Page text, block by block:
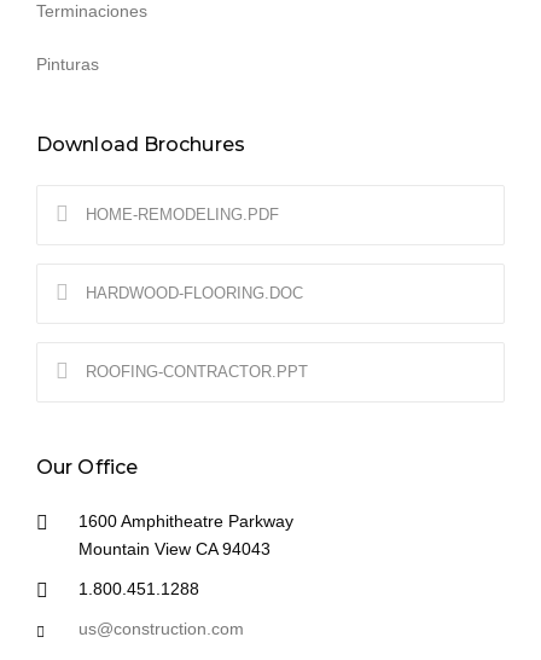
Terminaciones
Pinturas
Download Brochures
HOME-REMODELING.PDF
HARDWOOD-FLOORING.DOC
ROOFING-CONTRACTOR.PPT
Our Office
1600 Amphitheatre Parkway
Mountain View CA 94043
1.800.451.1288
us@construction.com